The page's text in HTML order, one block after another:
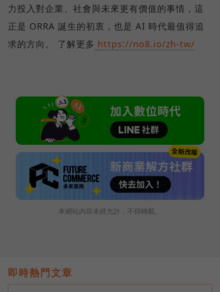
力投入對企業、社會與未來更有價值的事情，這
正是 ORRA 誕生的初衷，也是 AI 時代最值得追
求的方向。 了解更多 https://no8.io/zh-tw/
本網站內容未經允許，不得轉載。
即時熱門文章